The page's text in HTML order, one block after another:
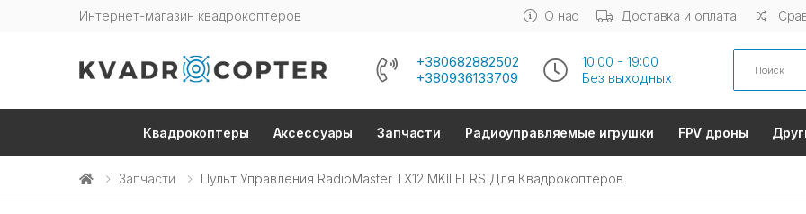
Интернет-магазин квадрокоптеров О нас Доставка и оплата
+380682882502
+380936133709
10:00 - 19:00
Без выходных
Search
Квадрокоптеры Аксессуары Запчасти Радиоуправляемые игрушки FPV дроны
Запчасти Пульт Управления RadioMaster TX12 MKII ELRS Для Квадрокоптеров